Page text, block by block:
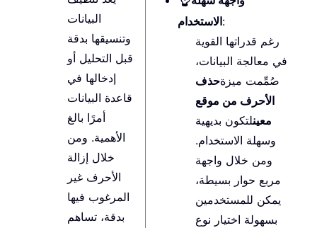
البيانات
وتنسيقها بدقة
قبل التحليل أو
إدخالها في
قاعدة البيانات
أمرًا بالغ
الأهمية. ومن
خلال إزالة
الأحرف غير
المرغوب فيها
بدقة، تساهم
الاستخدام:
رغم قدراتها القوية
في معالجة البيانات،
صُمِّمت ميزةحذف
الأحرف من موقع
معينلتكون بديهية
وسهلة الاستخدام.
ومن خلال واجهة
مربع حوار بسيطة،
يمكن للمستخدمين
بسهولة اختيار نوع